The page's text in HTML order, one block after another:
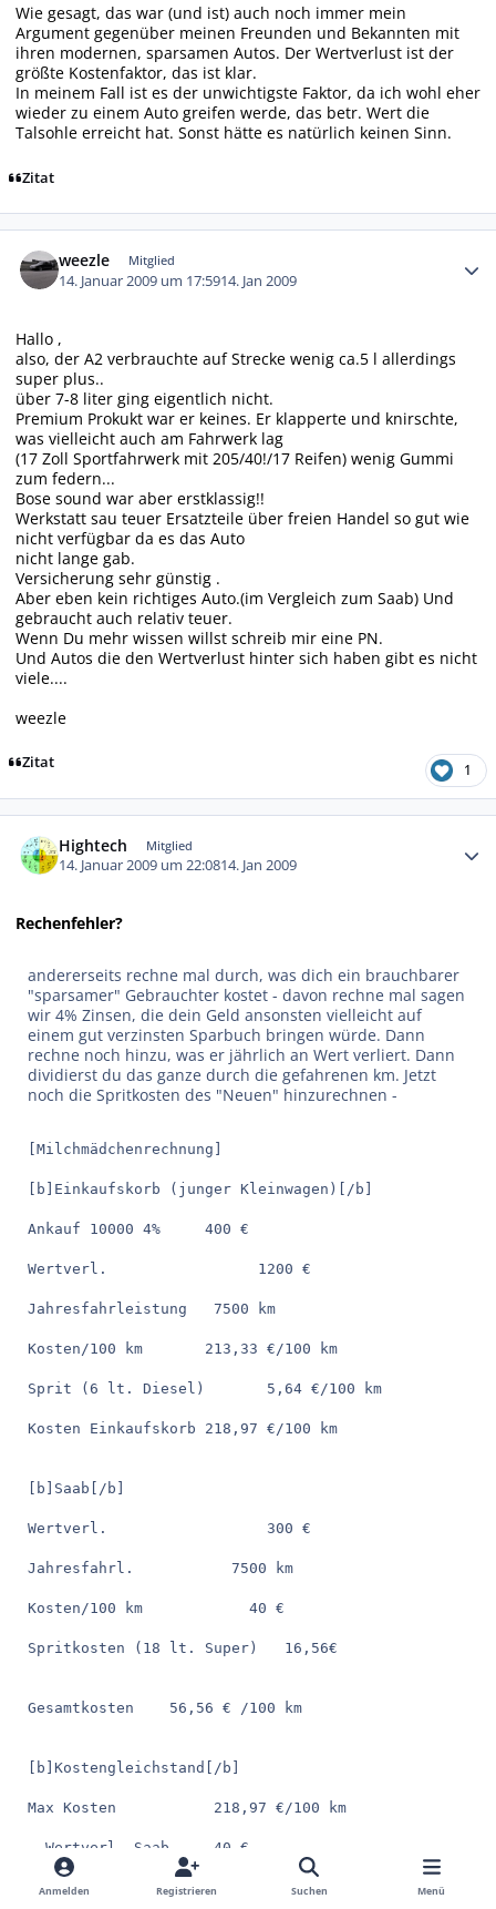
Wie gesagt, das war (und ist) auch noch immer mein
Argument gegenüber meinen Freunden und Bekannten mit
ihren modernen, sparsamen Autos. Der Wertverlust ist der
größte Kostenfaktor, das ist klar.
In meinem Fall ist es der unwichtigste Faktor, da ich wohl eher
wieder zu einem Auto greifen werde, das betr. Wert die
Talsohle erreicht hat. Sonst hätte es natürlich keinen Sinn.
Zitat
weezle Mitglied
14. Januar 2009 um 17:5914. Jan 2009
Hallo ,
also, der A2 verbrauchte auf Strecke wenig ca.5 l allerdings
super plus..
über 7-8 liter ging eigentlich nicht.
Premium Prokukt war er keines. Er klapperte und knirschte,
was vielleicht auch am Fahrwerk lag
(17 Zoll Sportfahrwerk mit 205/40!/17 Reifen) wenig Gummi
zum federn...
Bose sound war aber erstklassig!!
Werkstatt sau teuer Ersatzteile über freien Handel so gut wie
nicht verfügbar da es das Auto
nicht lange gab.
Versicherung sehr günstig .
Aber eben kein richtiges Auto.(im Vergleich zum Saab) Und
gebraucht auch relativ teuer.
Wenn Du mehr wissen willst schreib mir eine PN.
Und Autos die den Wertverlust hinter sich haben gibt es nicht
viele....
weezle
Zitat 1
Hightech Mitglied
14. Januar 2009 um 22:0814. Jan 2009
Rechenfehler?
andererseits rechne mal durch, was dich ein brauchbarer
"sparsamer" Gebrauchter kostet - davon rechne mal sagen
wir 4% Zinsen, die dein Geld ansonsten vielleicht auf
einem gut verzinsten Sparbuch bringen würde. Dann
rechne noch hinzu, was er jährlich an Wert verliert. Dann
dividierst du das ganze durch die gefahrenen km. Jetzt
noch die Spritkosten des "Neuen" hinzurechnen -
[Milchmädchenrechnung]
[b]Einkaufskorb (junger Kleinwagen)[/b]
Ankauf 10000 4%     400 €
Wertverl.                 1200 €
Jahresfahrleistung   7500 km
Kosten/100 km       213,33 €/100 km
Sprit (6 lt. Diesel)       5,64 €/100 km
Kosten Einkaufskorb 218,97 €/100 km
[b]Saab[/b]
Wertverl.                  300 €
Jahresfahrl.           7500 km
Kosten/100 km            40 €
Spritkosten (18 lt. Super)   16,56€
Gesamtkosten    56,56 € /100 km
[b]Kostengleichstand[/b]
Max Kosten           218,97 €/100 km
- Wertverl. Saab     40 €
Anmelden Registrieren Suchen Menü